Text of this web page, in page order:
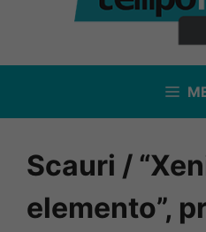
contenuto
Scauri /
elemento”,